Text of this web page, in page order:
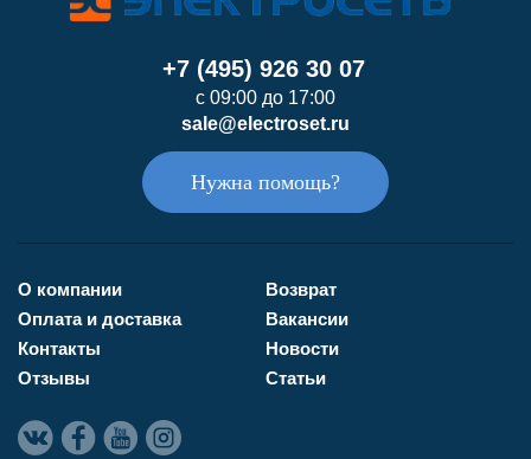
+7 (495) 926 30 07
с 09:00 до 17:00
sale@electroset.ru
Нужна помощь?
О компании
Оплата и доставка
Контакты
Отзывы
Возврат
Вакансии
Новости
Статьи